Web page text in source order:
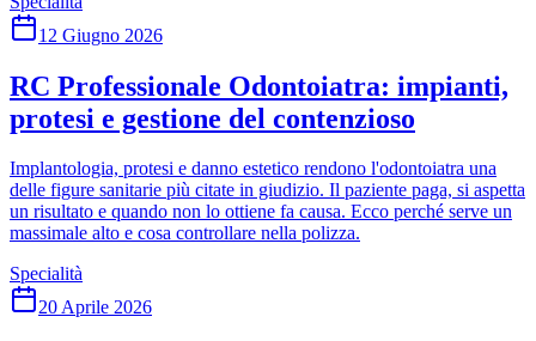
12 Giugno 2026
RC Professionale Odontoiatra: impianti,
protesi e gestione del contenzioso
Implantologia, protesi e danno estetico rendono l'odontoiatra una
delle figure sanitarie più citate in giudizio. Il paziente paga, si aspetta
un risultato e quando non lo ottiene fa causa. Ecco perché serve un
massimale alto e cosa controllare nella polizza.
Specialità
20 Aprile 2026